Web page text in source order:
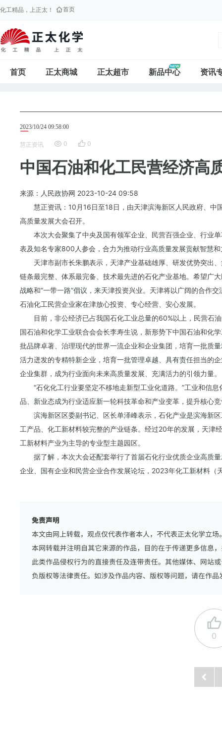
化工精品，上正太！ 首页
首页 正太商城 正太超市 新品中心 资讯
2023/10/24 09:58:00
慧正资讯 0 0
中国石油和化工民营经济高
来源：人民政协网 2023-10-24 09:58
慧正资讯：10月16日至18日，由天津滨海新区人民政府、
高质量发展大会召开。
本次大会聚集了中央及国有领军企业、民营百强企业、行业
表及知名专家800人参会，合力为推动行业高质量发展贡献智慧
天津市副市长朱鹏表示，天津产业基础雄厚、研发优势突出
链条最完整、体系最完备、技术最先进的石化产业基地。希望广
战略和“一带一路”倡议，来天津投资兴业。天津将以广阔的合作
石油化工民营企业家在津放心投资、专心经营、安心发展。
目前，非公经济已占我国石化工业总量的60%以上，民营石
国石油和化学工业联合会会长李寿生说，新形势下中国石油和化
批品牌卓著、治理现代的世界一流企业和企业集团，培育一批质
活力迸发的专精特新企业，培育一批管理卓越、具有责任担当的
企业集群，成为行业面向未来高质量发展、充满活力的引领力量。
“石化化工行业要坚定不移地走新型工业化道路。”工业和信
品、新业态成为行业适应新一轮科技革命和产业变革，提升核心
滨海新区区委副书记、区长单泽峰表示，石化产业是滨海新
工产品、化工新材料较完整的产业链条。经过20年的发展，天津
工新材料产业为主导的专业型主题园区。
据了解，本次大会还配套举行了首届石化行业优质企业高质
企业、国有企业和民营企业合作发展论坛，2023年化工新材料（
0